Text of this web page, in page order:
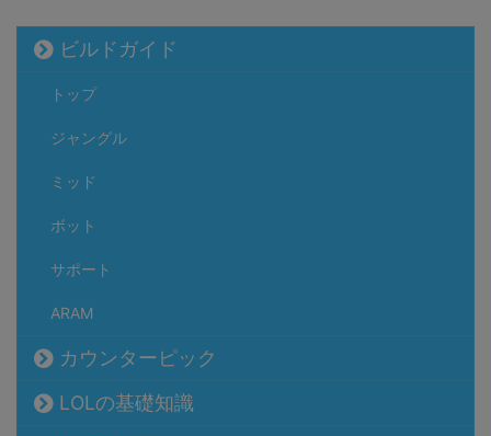
ビルドガイド
トップ
ジャングル
ミッド
ボット
サポート
ARAM
カウンターピック
LOLの基礎知識